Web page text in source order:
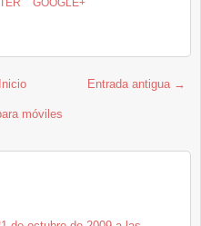
Entrada antigua →
Inicio
móviles